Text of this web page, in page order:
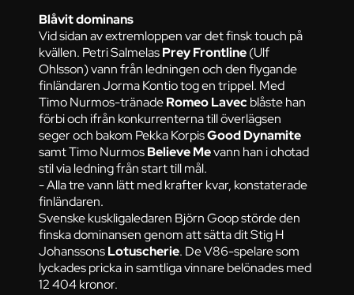
Blåvit dominans
Vid sidan av extremloppen var det finsk touch på
kvällen. Petri SalmelasPrey Frontline(Ulf
Ohlsson) vann från ledningen och den flygande
finländaren Jorma Kontio tog en trippel. Med
Timo Nurmos-tränadeRomeo Lavec blåste han
förbi och ifrån konkurrenterna till överlägsen
seger och bakom Pekka KorpisGood Dynamite
samt Timo NurmosBelieve Mevann han i ohotad
stil via ledning från start till mål.
- Alla tre vann lätt med krafter kvar, konstaterade
finländaren.
Svenske kuskligaledaren Björn Goop störde den
finska dominansen genom att sätta dit Stig H
JohanssonsLotuscherie. De V86-spelare som
lyckades pricka in samtliga vinnare belönades med
12 404 kronor.